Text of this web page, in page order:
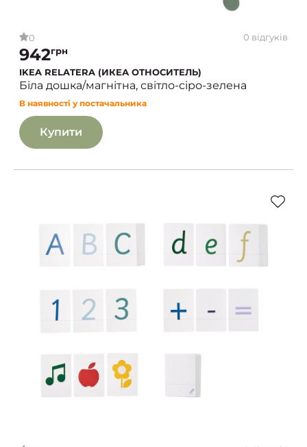
0 0 відгуків
942грн
IKEA RELATERA (ИКЕА ОТНОСИТЕЛЬ)
Біла дошка/магнітна, світло-сіро-зелена
В наявності у постачальника
Купити